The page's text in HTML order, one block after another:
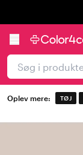
Oplev mere: TØJ